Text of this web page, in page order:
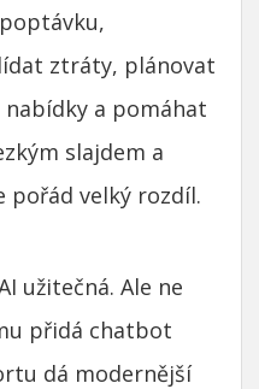
ztráty, plánovat
a pomáhat
slajdem a
pořád velký rozdíl.
užitečná. Ale ne
přidá chatbot
dá modernější